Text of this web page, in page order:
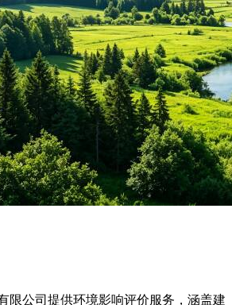
限公司提供环境影响评价服务，涵盖建